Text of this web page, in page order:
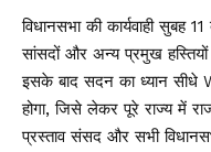
विधानसभा की कार्यवाही सुबह
सांसदों और अन्य प्रमुख
इसके बाद सदन का ध्यान
होगा, जिसे लेकर पूरे राज्य में
प्रस्ताव संसद और सभी